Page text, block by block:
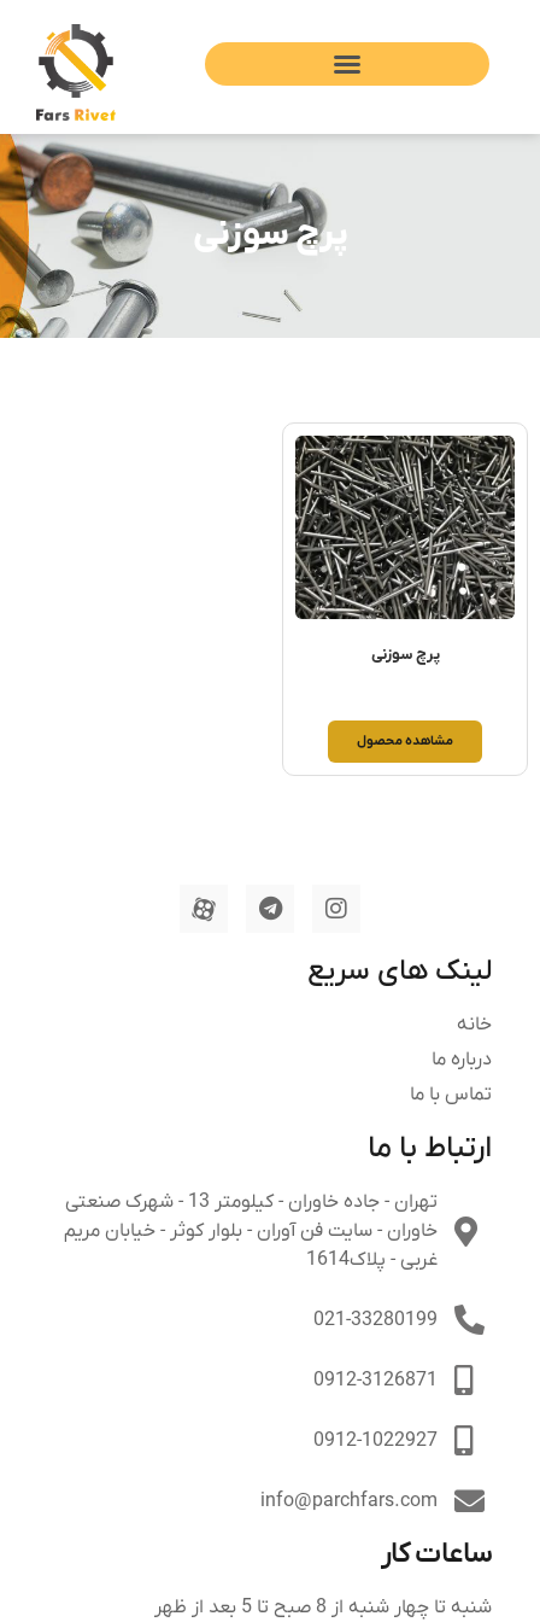
پرچ سوزنی
پرچ سوزنی
مشاهده محصول
لینک های سریع
خانه
درباره ما
تماس با ما
ارتباط با ما
تهران - جاده خاوران - کیلومتر 13 - شهرک صنعتی
خاوران - سایت فن آوران - بلوار کوثر - خیابان مریم
غربی - پلاک1614
021-33280199
0912-3126871
0912-1022927
info@parchfars.com
ساعات کار
شنبه تا چهار شنبه از 8 صبح تا 5 بعد از ظهر